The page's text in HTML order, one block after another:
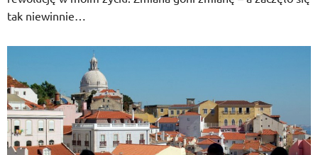
tak niewinnie…